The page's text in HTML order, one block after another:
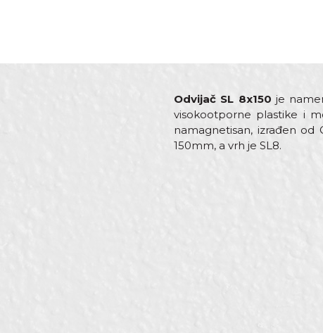
Odvijač SL 8x150 je
visokootporne plastike i
namagnetisan, izrađen od
150mm, a vrh je SL8.